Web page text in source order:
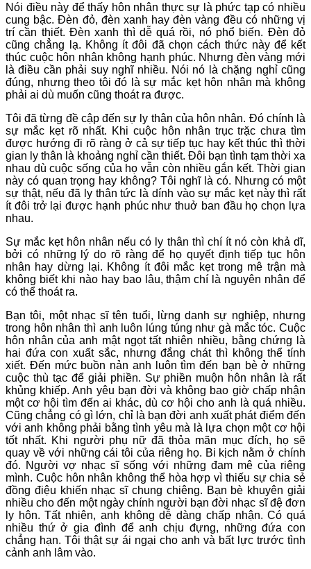
Nói điều này để thấy hôn nhân thực sự là phức tạp có nhiều
cung bậc. Đèn đỏ, đèn xanh hay đèn vàng đều có những vị
trí cần thiết. Đèn xanh thì dễ quá rồi, nó phổ biến. Đèn đỏ
cũng chẳng lạ. Không ít đôi đã chọn cách thức này để kết
thúc cuộc hôn nhân không hạnh phúc. Nhưng đèn vàng mới
là điều cần phải suy nghĩ nhiều. Nói nó là chặng nghỉ cũng
đúng, nhưng theo tôi đó là sự mắc kẹt hôn nhân mà không
phải ai dù muốn cũng thoát ra được.
Tôi đã từng đề cập đến sự ly thân của hôn nhân. Đó chính là
sự mắc kẹt rõ nhất. Khi cuộc hôn nhân trục trặc chưa tìm
được hướng đi rõ ràng ở cả sự tiếp tục hay kết thúc thì thời
gian ly thân là khoảng nghỉ cần thiết. Đôi bạn tình tạm thời xa
nhau dù cuộc sống của họ vẫn còn nhiều gắn kết. Thời gian
này có quan trọng hay không? Tôi nghĩ là có. Nhưng có một
sự thật, nếu đã ly thân tức là dính vào sự mắc kẹt này thì rất
ít đôi trở lại được hạnh phúc như thuở ban đầu họ chọn lựa
nhau.
Sự mắc kẹt hôn nhân nếu có ly thân thì chí ít nó còn khả dĩ,
bởi có những lý do rõ ràng để họ quyết định tiếp tục hôn
nhân hay dừng lại. Không ít đôi mắc kẹt trong mê trận mà
không biết khi nào hay bao lâu, thậm chí là nguyên nhân để
có thể thoát ra.
Bạn tôi, một nhạc sĩ tên tuổi, lừng danh sự nghiệp, nhưng
trong hôn nhân thì anh luôn lúng túng như gà mắc tóc. Cuộc
hôn nhân của anh mật ngọt tất nhiên nhiều, bằng chứng là
hai đứa con xuất sắc, nhưng đắng chát thì không thể tính
xiết. Đến mức buồn nản anh luôn tìm đến bạn bè ở những
cuộc thù tạc để giải phiền. Sự phiền muộn hôn nhân là rất
khủng khiếp. Anh yêu bạn đời và không bao giờ chấp nhận
một cơ hội tìm đến ai khác, dù cơ hội cho anh là quá nhiều.
Cũng chẳng có gì lớn, chỉ là bạn đời anh xuất phát điểm đến
với anh không phải bằng tình yêu mà là lựa chọn một cơ hội
tốt nhất. Khi người phụ nữ đã thỏa mãn mục đích, họ sẽ
quay về với những cái tôi của riêng họ. Bi kịch nằm ở chính
đó. Người vợ nhạc sĩ sống với những đam mê của riêng
mình. Cuộc hôn nhân không thể hòa hợp vì thiếu sự chia sẻ
đồng điệu khiến nhạc sĩ chung chiêng. Bạn bè khuyên giải
nhiều cho đến một ngày chính người bạn đời nhạc sĩ đệ đơn
ly hôn. Tất nhiên, anh không dễ dàng chấp nhận. Có quá
nhiều thứ ở gia đình để anh chịu đựng, những đứa con
chẳng hạn. Tôi thật sự ái ngại cho anh và bất lực trước tình
cảnh anh lâm vào.